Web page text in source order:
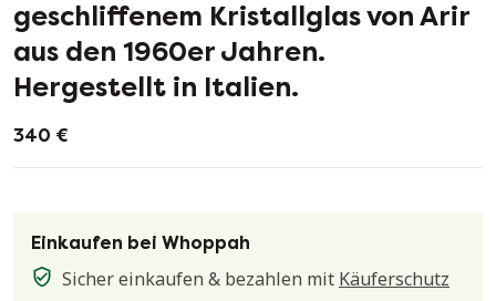
geschliffenem Kristallglas von Arir
aus den 1960er Jahren.
Hergestellt in Italien.
340 €
Einkaufen bei Whoppah
Sicher einkaufen & bezahlen mit Käuferschutz